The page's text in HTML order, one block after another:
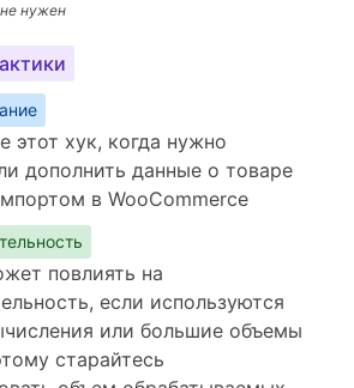
нужен
этот хук, когда нужно
дополнить данные о товаре
в WooCommerce
повлиять на
если используются
или большие объемы
старайтесь